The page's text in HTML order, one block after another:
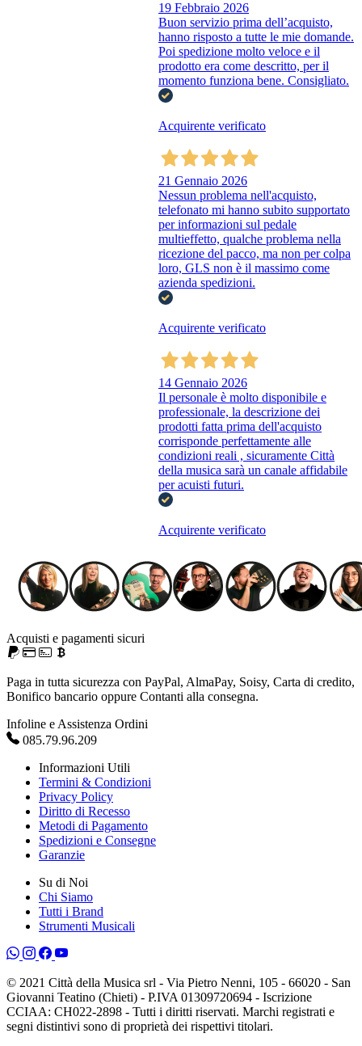
19 Febbraio 2026
Buon servizio prima dell’acquisto,
hanno risposto a tutte le mie domande.
Poi spedizione molto veloce e il
prodotto era come descritto, per il
momento funziona bene. Consigliato.
Acquirente verificato
21 Gennaio 2026
Nessun problema nell'acquisto,
telefonato mi hanno subito supportato
per informazioni sul pedale
multieffetto, qualche problema nella
ricezione del pacco, ma non per colpa
loro, GLS non è il massimo come
azienda spedizioni.
Acquirente verificato
14 Gennaio 2026
Il personale è molto disponibile e
professionale, la descrizione dei
prodotti fatta prima dell'acquisto
corrisponde perfettamente alle
condizioni reali , sicuramente Città
della musica sarà un canale affidabile
per acuisti futuri.
Acquirente verificato
Acquisti e pagamenti sicuri
Paga in tutta sicurezza con PayPal, AlmaPay, Soisy, Carta di credito,
Bonifico bancario oppure Contanti alla consegna.
Infoline e Assistenza Ordini
085.79.96.209
Informazioni Utili
Termini & Condizioni
Privacy Policy
Diritto di Recesso
Metodi di Pagamento
Spedizioni e Consegne
Garanzie
Su di Noi
Chi Siamo
Tutti i Brand
Strumenti Musicali
© 2021 Città della Musica srl - Via Pietro Nenni, 105 - 66020 - San
Giovanni Teatino (Chieti) - P.IVA 01309720694 - Iscrizione
CCIAA: CH022-2898 - Tutti i diritti riservati. Marchi registrati e
segni distintivi sono di proprietà dei rispettivi titolari.